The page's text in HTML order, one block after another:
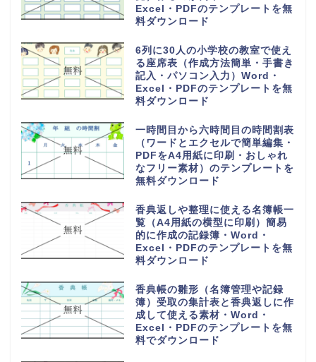
Excel・PDFのテンプレートを無
料ダウンロード
6列に30人の小学校の教室で使え
る座席表（作成方法簡単・手書き
記入・パソコン入力）Word・
Excel・PDFのテンプレートを無
料ダウンロード
一時間目から六時間目の時間割表
（ワードとエクセルで簡単編集・
PDFをA4用紙に印刷・おしゃれ
なフリー素材）のテンプレートを
無料ダウンロード
香典返しや整理に使える名簿帳一
覧（A4用紙の横型に印刷）簡易
的に作成の記録簿・Word・
Excel・PDFのテンプレートを無
料ダウンロード
香典帳の雛形（名簿管理や記録
簿）受取の集計表と香典返しに作
成して使える素材・Word・
Excel・PDFのテンプレートを無
料でダウンロード